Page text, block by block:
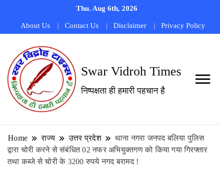
Thu. Aug 6th, 2026
About Us Contact Us Disclaimer Privacy Policy
Swar Vidroh Times
निष्पक्षता ही हमारी पहचान है
Home राज्य उत्तर प्रदेश
थाना नगरा जनपद बलिया पुलिस
द्वारा चोरी करने से संबंधित 02 नफर अभियुक्तगण को किया गया गिरफ्तार
तथा कब्जे से चोरी के 3200 रुपये नगद बरामद !